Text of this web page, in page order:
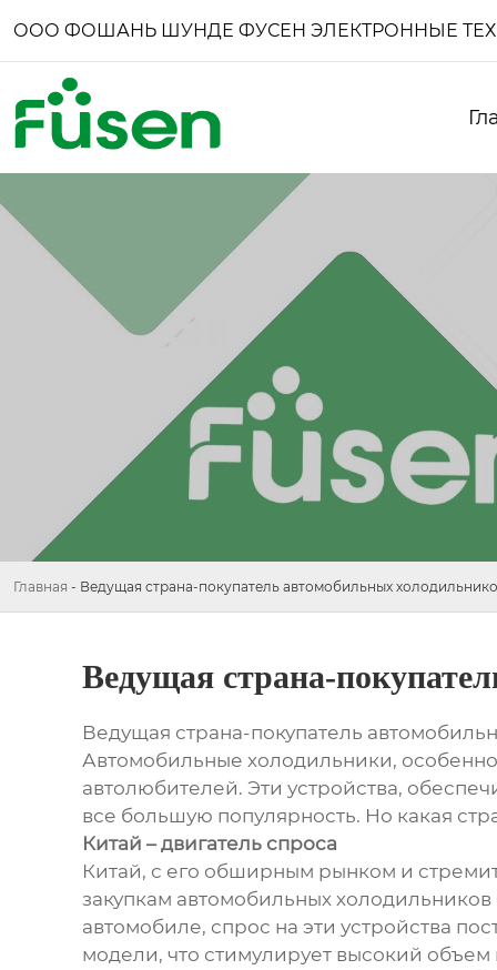
ООО ФОШАНЬ ШУНДЕ ФУСЕН ЭЛЕКТРОННЫЕ
Главная - Ведущая страна-покупатель автомобильных
Ведущая страна-
Ведущая страна-покупатель
Автомобильные холодильники,
автолюбителей. Эти устройства,
все большую популярность. Но какая
Китай – двигатель спроса
Китай, с его обширным рынком и
закупкам автомобильных
автомобиле, спрос на эти устройства
модели, что стимулирует высокий